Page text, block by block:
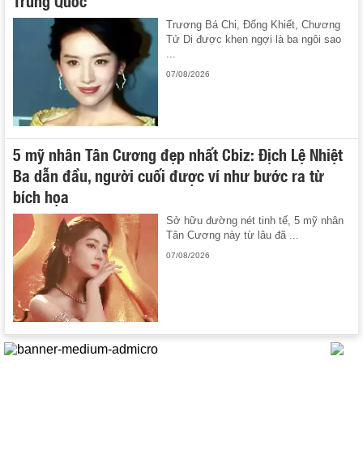
Trương Bá Chi, Đổng Khiết, Chương
Tử Di được khen ngợi là ba ngôi sao
07/08/2026
5 mỹ nhân Tân Cương đẹp nhất Cbiz: Địch Lệ Nhiệt
Ba dẫn đầu, người cuối được ví như bước ra từ
bích họa
Sở hữu đường nét tinh tế, 5 mỹ nhân
Tân Cương này từ lâu đã ...
07/08/2026